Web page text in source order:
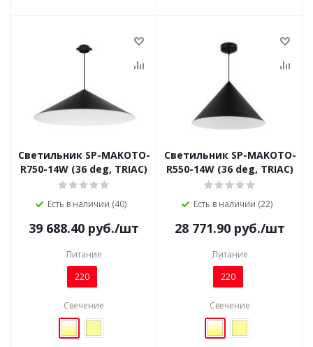
Светильник SP-MAKOTO-
R750-14W (36 deg, TRIAC)
Есть в наличии (40)
39 688.40 руб./шт
Питание
220
Свечение
Светильник SP-MAKOTO-
R550-14W (36 deg, TRIAC)
Есть в наличии (22)
28 771.90 руб./шт
Питание
220
Свечение